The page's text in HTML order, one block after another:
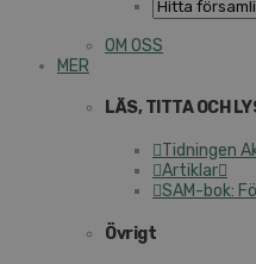
OM OSS
MER
LÄS, TITTA OCH
Tidningen
Artiklar
SAM-bok:
Övrigt